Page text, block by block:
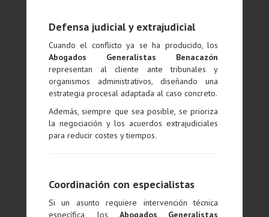
Defensa judicial y extrajudicial
Cuando el conflicto ya se ha producido, los
Abogados Generalistas Benacazón
representan al cliente ante tribunales y
organismos administrativos, diseñando una
estrategia procesal adaptada al caso concreto.
Además, siempre que sea posible, se prioriza
la negociación y los acuerdos extrajudiciales
para reducir costes y tiempos.
Coordinación con especialistas
Si un asunto requiere intervención técnica
específica, los Abogados Generalistas